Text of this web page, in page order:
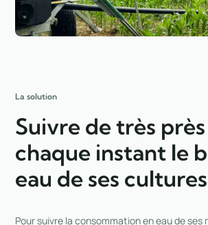
La solution
Suivre de très
chaque instant le
eau de ses cultures
Pour suivre la consommation en eau de ses